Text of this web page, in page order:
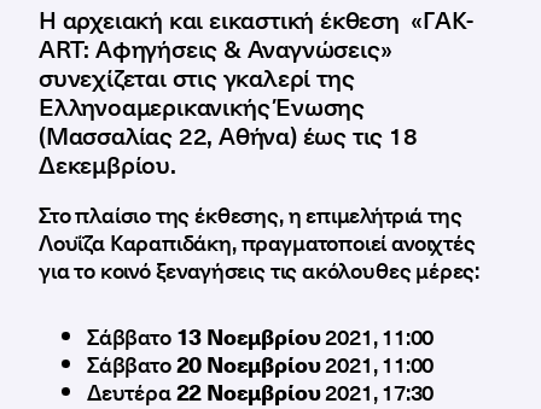
Η αρχειακή και εικαστική έκθεση «ΓAK-
ART: Αφηγήσεις & Αναγνώσεις»
συνεχίζεται στις γκαλερί της
Ελληνοαμερικανικής Ένωσης
(Μασσαλίας 22, Αθήνα) έως τις 18
Δεκεμβρίου.
Στο πλαίσιο της έκθεσης, η επιμελήτριά της
Λουΐζα Καραπιδάκη, πραγματοποιεί ανοιχτές
για το κοινό ξεναγήσεις τις ακόλουθες μέρες:
Σάββατο13 Νοεμβρίου2021, 11:00
Σάββατο20 Νοεμβρίου2021, 11:00
Δευτέρα22 Νοεμβρίου2021, 17:30